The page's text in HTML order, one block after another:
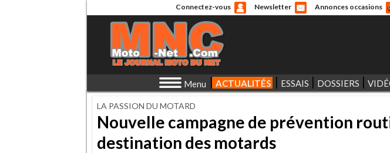
Connectez-vous Newsletter Annonces occasions
Menu ACTUALITÉS ESSAIS DOSSIERS
LA PASSION DU MOTARD
Nouvelle campagne de prévention
destination des motards